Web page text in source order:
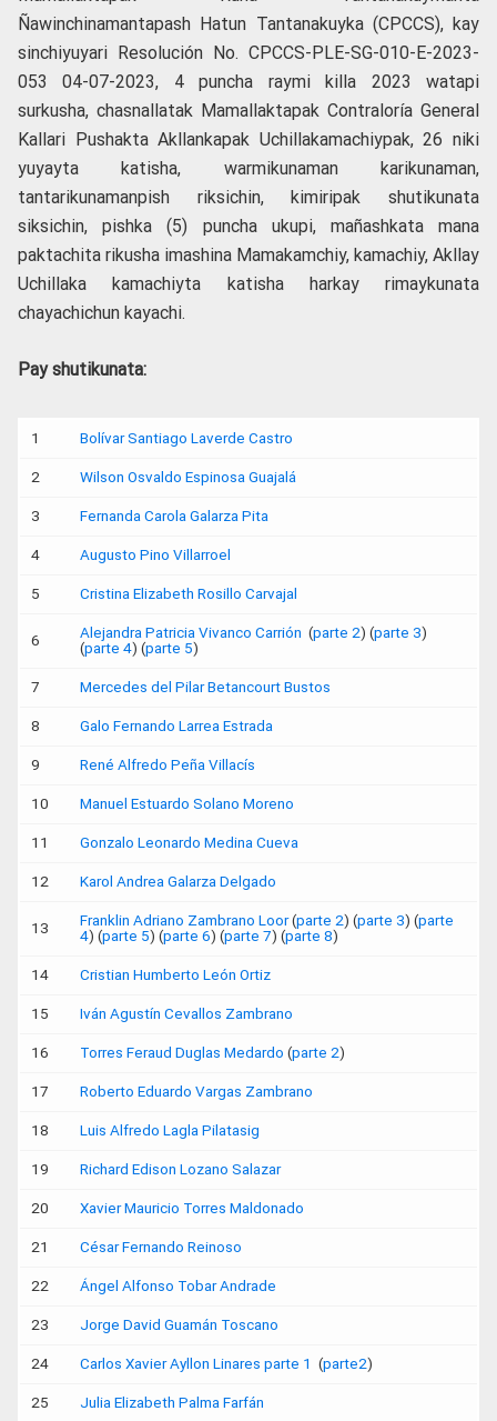
Ñawinchinamantapash Hatun Tantanakuyka (CPCCS), kay
sinchiyuyari Resolución No. CPCCS-PLE-SG-010-E-2023-
053 04-07-2023, 4 puncha raymi killa 2023 watapi
surkusha, chasnallatak Mamallaktapak Contraloría General
Kallari Pushakta Akllankapak Uchillakamachiypak, 26 niki
yuyayta katisha, warmikunaman karikunaman,
tantarikunamanpish riksichin, kimiripak shutikunata
siksichin, pishka (5) puncha ukupi, mañashkata mana
paktachita rikusha imashina Mamakamchiy, kamachiy, Akllay
Uchillaka kamachiyta katisha harkay rimaykunata
chayachichun kayachi.
Pay shutikunata:
1 Bolívar Santiago Laverde Castro
2 Wilson Osvaldo Espinosa Guajalá
3 Fernanda Carola Galarza Pita
4 Augusto Pino Villarroel
5 Cristina Elizabeth Rosillo Carvajal
6 Alejandra Patricia Vivanco Carrión (parte 2) (parte 3)
(parte 4) (parte 5)
7 Mercedes del Pilar Betancourt Bustos
8 Galo Fernando Larrea Estrada
9 René Alfredo Peña Villacís
10 Manuel Estuardo Solano Moreno
11 Gonzalo Leonardo Medina Cueva
12 Karol Andrea Galarza Delgado
13 Franklin Adriano Zambrano Loor(parte 2) (parte 3) (parte
4) (parte 5) (parte 6) (parte 7) (parte 8)
14 Cristian Humberto León Ortiz
15 Iván Agustín Cevallos Zambrano
16 Torres Feraud Duglas Medardo (parte 2)
17 Roberto Eduardo Vargas Zambrano
18 Luis Alfredo Lagla Pilatasig
19 Richard Edison Lozano Salazar
20 Xavier Mauricio Torres Maldonado
21 César Fernando Reinoso
22 Ángel Alfonso Tobar Andrade
23 Jorge David Guamán Toscano
24 Carlos Xavier Ayllon Linares parte 1 (parte2)
25 Julia Elizabeth Palma Farfán